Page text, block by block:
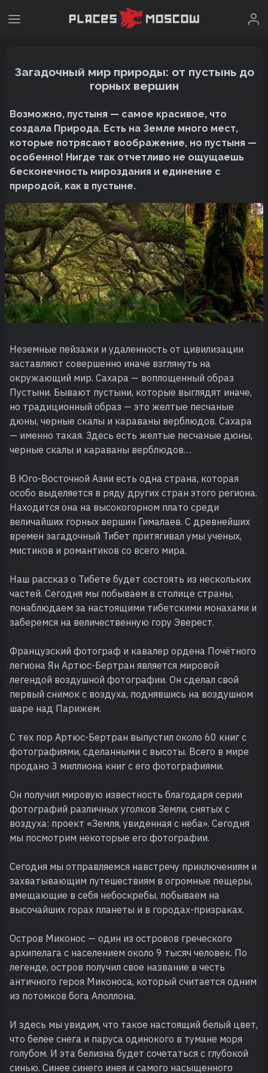
Загадочный мир природы: от пустынь до
горных вершин
Возможно, пустыня — самое красивое, что
создала Природа. Есть на Земле много мест,
которые потрясают воображение, но пустыня —
особенно! Нигде так отчетливо не ощущаешь
бесконечность мироздания и единение с
природой, как в пустыне.
Неземные пейзажи и удаленность от цивилизации
заставляют совершенно иначе взглянуть на
окружающий мир. Сахара — воплощенный образ
Пустыни. Бывают пустыни, которые выглядят иначе,
но традиционный образ — это желтые песчаные
дюны, черные скалы и караваны верблюдов. Сахара
— именно такая. Здесь есть желтые песчаные дюны,
черные скалы и караваны верблюдов…
В Юго-Восточной Азии есть одна страна, которая
особо выделяется в ряду других стран этого региона.
Находится она на высокогорном плато среди
величайших горных вершин Гималаев. С древнейших
времен загадочный Тибет притягивал умы ученых,
мистиков и романтиков со всего мира.
Наш рассказ о Тибете будет состоять из нескольких
частей. Сегодня мы побываем в столице страны,
понаблюдаем за настоящими тибетскими монахами и
заберемся на величественную гору Эверест.
Французский фотограф и кавалер ордена Почётного
легиона Ян Артюс-Бертран является мировой
легендой воздушной фотографии. Он сделал свой
первый снимок с воздуха, поднявшись на воздушном
шаре над Парижем.
С тех пор Артюс-Бертран выпустил около 60 книг с
фотографиями, сделанными с высоты. Всего в мире
продано 3 миллиона книг с его фотографиями.
Он получил мировую известность благодаря серии
фотографий различных уголков Земли, снятых с
воздуха: проект «Земля, увиденная с неба». Сегодня
мы посмотрим некоторые его фотографии.
Сегодня мы отправляемся навстречу приключениям и
захватывающим путешествиям в огромные пещеры,
вмещающие в себя небоскребы, побываем на
высочайших горах планеты и в городах-призраках.
Остров Миконос — один из островов греческого
архипелага с населением около 9 тысяч человек. По
легенде, остров получил свое название в честь
античного героя Миконоса, который считается одним
из потомков бога Аполлона.
И здесь мы увидим, что такое настоящий белый цвет,
что белее снега и паруса одинокого в тумане моря
голубом. И эта белизна будет сочетаться с глубокой
синью. Синее синего инея и самого насыщенного